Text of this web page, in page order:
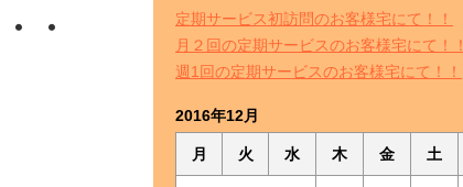
・
定期サービス初訪問のお客様宅にて！！
月２回の定期サービスのお客様宅にて！！
週1回の定期サービスのお客様宅にて！！
2016年12月
月 火 水 木 金 土